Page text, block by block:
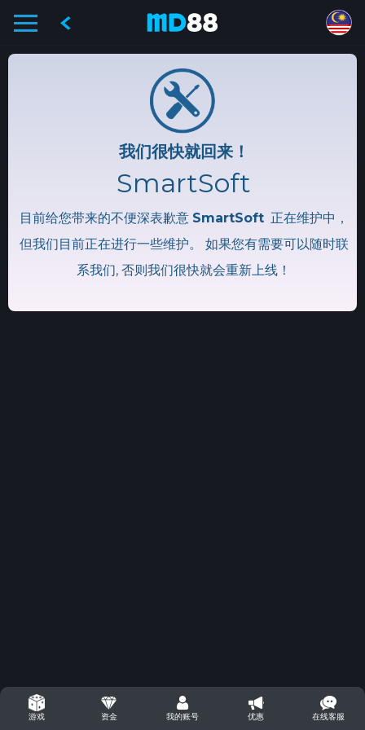
我们很快就回来！
SmartSoft
目前给您带来的不便深表歉意 SmartSoft正在维护中，
但我们目前正在进行一些维护。 如果您有需要可以随时联
系我们, 否则我们很快就会重新上线！
游戏 资金 我的账号 优惠 在线客服